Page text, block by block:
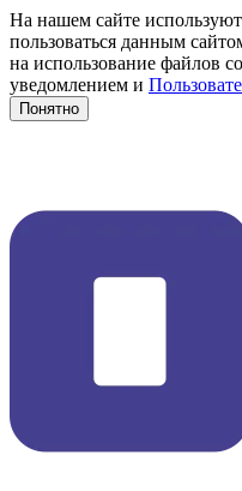
На нашем сайте
пользоваться данным
на использование файлов
уведомлением и
Понятно